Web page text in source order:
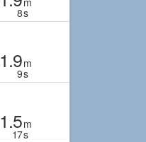
8s
1.9m
9s
1.5m
17s